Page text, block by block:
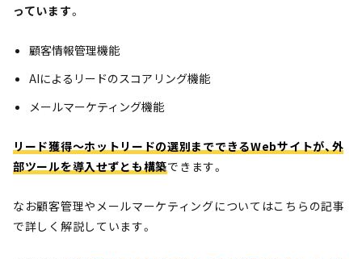
っています。
顧客情報管理機能
AIによるリードのスコアリング機能
メールマーケティング機能
リード獲得〜ホットリードの選別までできるWebサイトが、外
部ツールを導入せずとも構築できます。
なお顧客管理やメールマーケティングについてはこちらの記事
で詳しく解説しています。